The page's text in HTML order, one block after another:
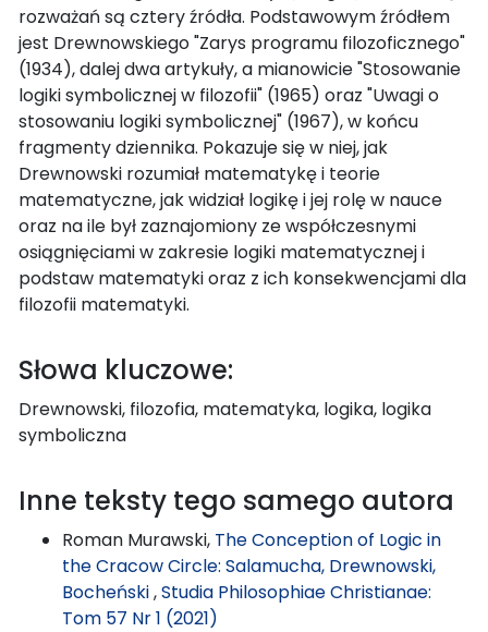
rozważań są cztery źródła. Podstawowym źródłem
jest Drewnowskiego "Zarys programu filozoficznego"
(1934), dalej dwa artykuły, a mianowicie "Stosowanie
logiki symbolicznej w filozofii" (1965) oraz "Uwagi o
stosowaniu logiki symbolicznej" (1967), w końcu
fragmenty dziennika. Pokazuje się w niej, jak
Drewnowski rozumiał matematykę i teorie
matematyczne, jak widział logikę i jej rolę w nauce
oraz na ile był zaznajomiony ze współczesnymi
osiągnięciami w zakresie logiki matematycznej i
podstaw matematyki oraz z ich konsekwencjami dla
filozofii matematyki.
Słowa kluczowe:
Drewnowski, filozofia, matematyka, logika, logika
symboliczna
Inne teksty tego samego autora
Roman Murawski, The Conception of Logic in
the Cracow Circle: Salamucha, Drewnowski,
Bocheński,Studia Philosophiae Christianae:
Tom 57 Nr 1 (2021)